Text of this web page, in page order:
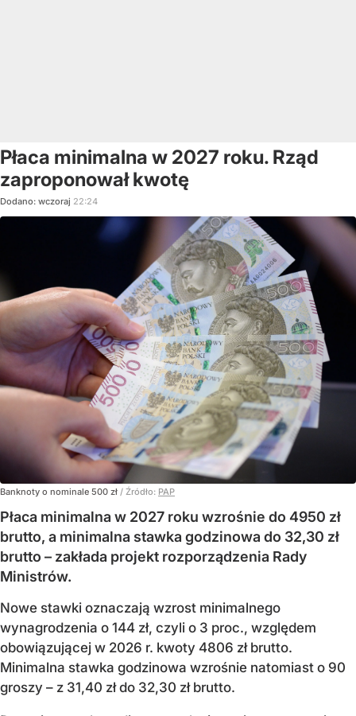
Płaca minimalna w 2027 roku. Rząd
zaproponował kwotę
Dodano: wczoraj 22:24
Banknoty o nominale 500 zł / Źródło: PAP
Płaca minimalna w 2027 roku wzrośnie do 4950 zł
brutto, a minimalna stawka godzinowa do 32,30 zł
brutto – zakłada projekt rozporządzenia Rady
Ministrów.
Nowe stawki oznaczają wzrost minimalnego
wynagrodzenia o 144 zł, czyli o 3 proc., względem
obowiązującej w 2026 r. kwoty 4806 zł brutto.
Minimalna stawka godzinowa wzrośnie natomiast o 90
groszy – z 31,40 zł do 32,30 zł brutto.